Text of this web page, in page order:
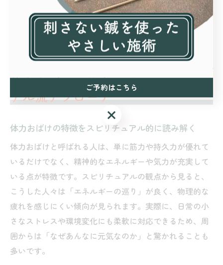
身の状態を客観的に観察し、セルフケアを習慣化してい
ます。年齢に関係なく、心と体のエネルギーを意識する
ことで、本来の強さを取り戻せるでしょう。
体力おばけの秘密に迫るスピリチュ
アル流アプローチ
体力おばけの特徴をスピリチュアル的に読み解く
体力おばけと呼ばれる人は、単に筋力や持久力が優れて
いるだけでなく、精神的なエネルギーや気力が充実して
いる点が特徴です。スピリチュアルの観点から見ると、
こうした人々は「エネルギーの巡り」が良く、物理的な
疲れを感じにくい傾向が見られます。実際に、日常の小
さなストレスや環境変化にも柔軟に対応できるため、周
囲からは「なぜあんなに元気なのか」と驚かれることも
多いです。
ご予約はこちら
ご予約はこちら